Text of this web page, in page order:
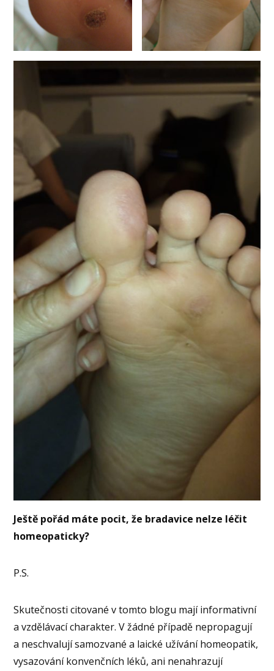
Ještě pořád máte pocit, že bradavice nelze léčit
homeopaticky?
P.S.
Skutečnosti citované v tomto blogu mají informativní
a vzdělávací charakter. V žádné případě nepropagují
a neschvalují samozvané a laické užívání homeopatik,
vysazování konvenčních léků, ani nenahrazují